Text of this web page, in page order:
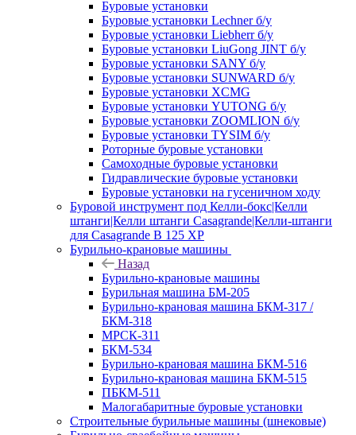
Буровые установки
Буровые установки Lechner б/у
Буровые установки Liebherr б/у
Буровые установки LiuGong JINT б/у
Буровые установки SANY б/у
Буровые установки SUNWARD б/у
Буровые установки XCMG
Буровые установки YUTONG б/у
Буровые установки ZOOMLION б/у
Буровые установки TYSIM б/у
Роторные буровые установки
Самоходные буровые установки
Гидравлические буровые установки
Буровые установки на гусеничном ходу
Буровой инструмент под Келли-бокс|Келли
штанги|Келли штанги Casagrande|Келли-штанги
для Casagrande B 125 XP
Бурильно-крановые машины
Назад
Бурильно-крановые машины
Бурильная машина БМ-205
Бурильно-крановая машина БКМ-317 /
БКМ-318
МРСК-311
БКМ-534
Бурильно-крановая машина БКМ-516
Бурильно-крановая машина БКМ-515
ПБКМ-511
Малогабаритные буровые установки
Строительные бурильные машины (шнековые)